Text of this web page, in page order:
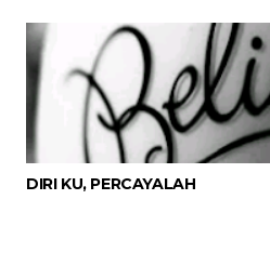
DIRI KU, PERCAYALAH